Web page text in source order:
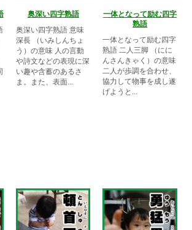
奥深い四字熟語
奥深い四字熟語 意味
深長 （いみしんちょ
う）の意味 人の言動
や詩文などの表現に深
い趣や含蓄のあるさ
ま。また、表面...
一体となって励む四字
熟語
一体となって励む四字
熟語 二人三脚 （にに
んさんきゃく）の意味
二人が歩調を合わせ、
協力して物事を成し遂
げようと...